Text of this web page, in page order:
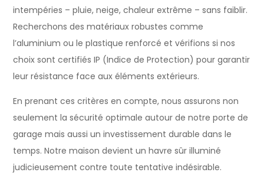
intempéries – pluie, neige, chaleur extrême – sans faiblir.
Recherchons des matériaux robustes comme
l’aluminium ou le plastique renforcé et vérifions si nos
choix sont certifiés IP (Indice de Protection) pour garantir
leur résistance face aux éléments extérieurs.
En prenant ces critères en compte, nous assurons non
seulement la sécurité optimale autour de notre porte de
garage mais aussi un investissement durable dans le
temps. Notre maison devient un havre sûr illuminé
judicieusement contre toute tentative indésirable.